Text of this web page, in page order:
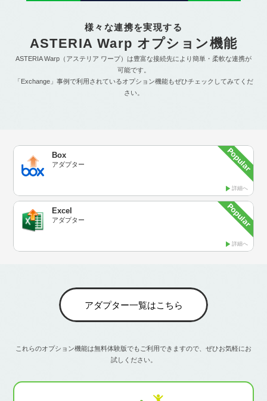
様々な連携を実現する
ASTERIA Warp オプション機能
ASTERIA Warp（アステリア ワープ）は豊富な接続先により簡単・柔軟な連携が
可能です。
「Exchange」事例で利用されているオプション機能もぜひチェックしてみてくだ
さい。
Box
アダプター
詳細へ
Excel
アダプター
詳細へ
アダプター一覧はこちら
これらのオプション機能は無料体験版でもご利用できますので、ぜひお気軽にお
試しください。